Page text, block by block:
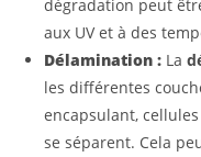
dégradation peut
aux UV et à des
Délamination : La
les différentes
encapsulant,
se séparent. Cela